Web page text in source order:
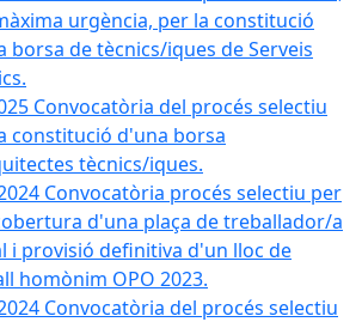
urgència, per la constitució
borsa de tècnics/iques de Serveis
Convocatòria del procés selectiu
constitució d'una borsa
tècnics/iques.
Convocatòria procés selectiu per
d'una plaça de treballador/a
i provisió definitiva d'un lloc de
homònim OPO 2023.
Convocatòria del procés selectiu